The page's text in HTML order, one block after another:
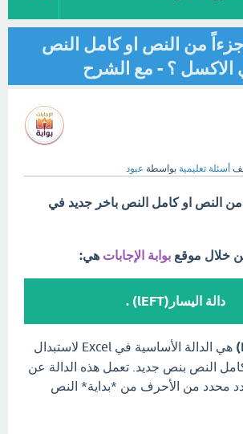
من النص او كامل النص
الاكسل ؟ - مع الشرح
أسئلة تعليمية بواسطة عبود
من النص او كامل النص باخر جديد في
خلال موقع بوابة الإجابات هي:
دالة اليسار(lEFT) .
هي الدالة الأساسية في Excel لاستبدال
النص بنص جديد. تعمل هذه الدالة عن
محدد من الأحرف من *بداية* النص